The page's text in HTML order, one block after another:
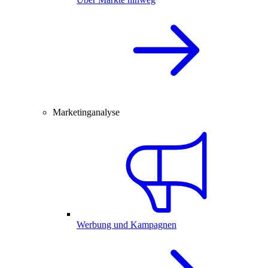
Marketinganalyse
Werbung und Kampagnen